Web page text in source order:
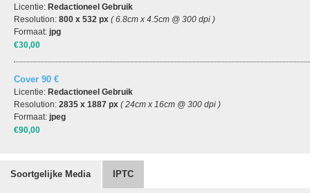
Licentie: Redactioneel Gebruik
Resolution: 800 x 532 px ( 6.8cm x 4.5cm @ 300 dpi )
Formaat: jpg
€30,00
Cover 90 €
Licentie: Redactioneel Gebruik
Resolution: 2835 x 1887 px ( 24cm x 16cm @ 300 dpi )
Formaat: jpeg
€90,00
Soortgelijke Media IPTC